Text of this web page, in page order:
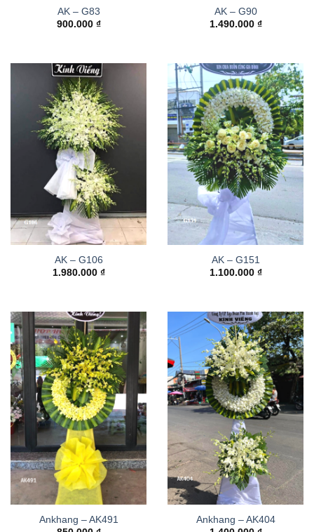
AK – G83
900.000 ₫
AK – G90
1.490.000 ₫
AK – G106
1.980.000 ₫
AK – G151
1.100.000 ₫
Ankhang – AK491
Ankhang – AK404